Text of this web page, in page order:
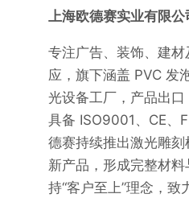
上海欧德赛实业有限公
专注广告、装饰、建
应，旗下涵盖 PVC 发
光设备工厂，产品出口
具备 ISO9001、CE、
德赛持续推出激光雕刻
新产品，形成完整材
持“客户至上”理念，致